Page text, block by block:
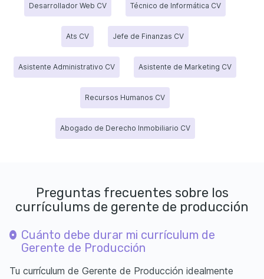
Desarrollador Web CV Técnico de Informática CV
Ats CV Jefe de Finanzas CV
Asistente Administrativo CV Asistente de Marketing CV
Recursos Humanos CV
Abogado de Derecho Inmobiliario CV
Preguntas frecuentes sobre los
currículums de gerente de producción
Cuánto debe durar mi currículum de
Gerente de Producción
Tu currículum de Gerente de Producción idealmente